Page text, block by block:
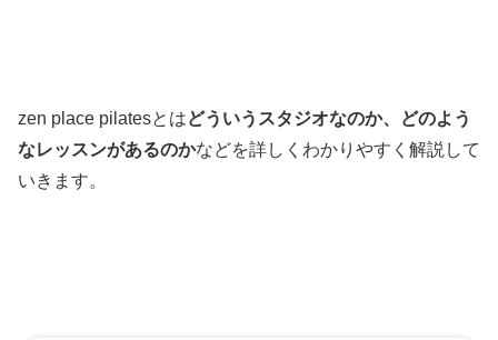
zen place pilatesとはどういうスタジオなのか、どのよう
なレッスンがあるのかなどを詳しくわかりやすく解説して
いきます。